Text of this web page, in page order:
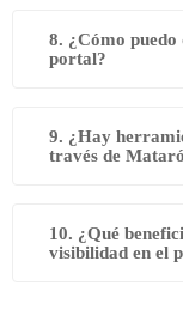
8. ¿Cómo puedo
portal?
9. ¿Hay
través de
10. ¿Qué
visibilidad en el